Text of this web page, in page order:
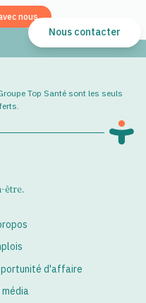
nous
Nous contacter
Top Santé sont les seuls
être.
d'affaire
média